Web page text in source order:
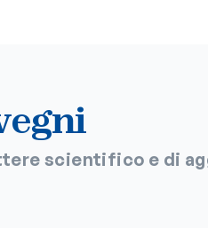
scientifico e di